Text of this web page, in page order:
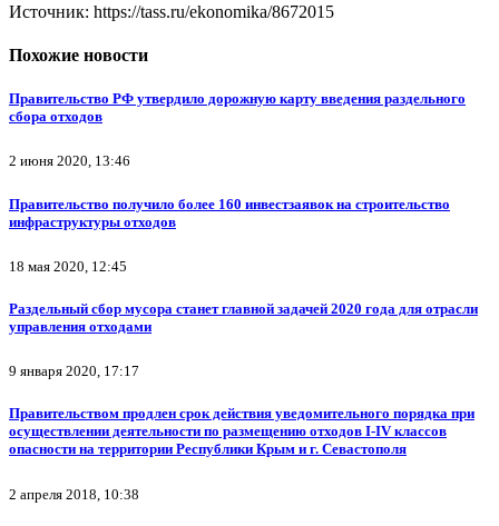
Источник: https://tass.ru/ekonomika/8672015
Похожие новости
Правительство РФ утвердило дорожную карту введения раздельного
сбора отходов
2 июня 2020, 13:46
Правительство получило более 160 инвестзаявок на строительство
инфраструктуры отходов
18 мая 2020, 12:45
Раздельный сбор мусора станет главной задачей 2020 года для отрасли
управления отходами
9 января 2020, 17:17
Правительством продлен срок действия уведомительного порядка при
осуществлении деятельности по размещению отходов I-IV классов
опасности на территории Республики Крым и г. Севастополя
2 апреля 2018, 10:38